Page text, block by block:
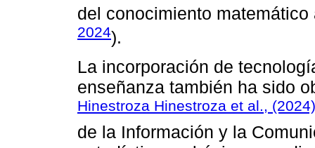
del conocimiento
2024).
La incorporación de
enseñanza también ha sido
Hinestroza Hinestroza et al., (2024)
de la Información y la